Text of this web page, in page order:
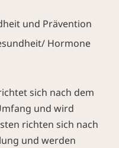
und Prävention
Hormone
sich nach dem
und wird
richten sich nach
und werden